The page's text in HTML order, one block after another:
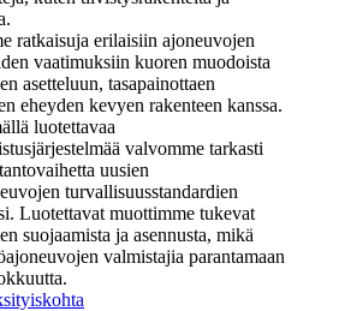
ratkaisuja erilaisiin ajoneuvojen
vaatimuksiin kuoren muodoista
asetteluun, tasapainottaen
eheyden kevyen rakenteen kanssa.
luotettavaa
valvomme tarkasti
uusien
turvallisuusstandardien
Luotettavat muottimme tukevat
suojaamista ja asennusta, mikä
valmistajia parantamaan